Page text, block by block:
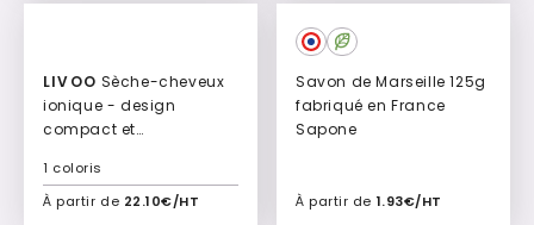
LIVOO
ionique - design
compact et
À partir de 22.10€/HT
1 coloris
Culte
Savon de Marseille 125g
fabriqué en France
Sapone
À partir de 1.93€/HT